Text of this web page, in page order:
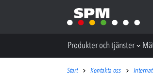
Produkter och tjänster
Start Kontakta oss